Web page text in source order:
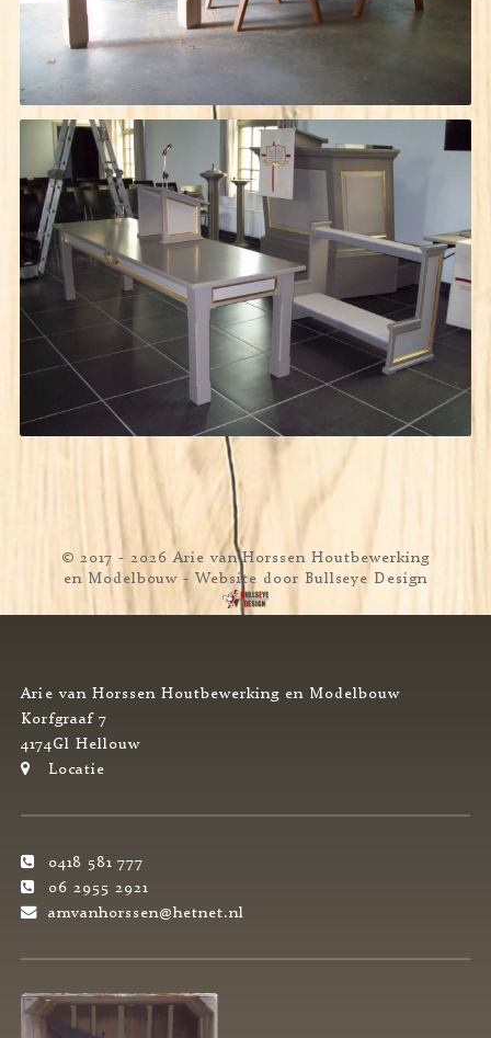
© 2017 - 2026 Arie van Horssen Houtbewerking
en Modelbouw- Website door Bullseye Design
Arie van Horssen Houtbewerking en Modelbouw
Korfgraaf 7
4174Gl Hellouw
Locatie
0418 581 777
06 2955 2921
amvanhorssen@hetnet.nl